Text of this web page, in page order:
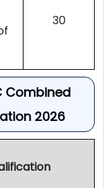
30
Combined
2026